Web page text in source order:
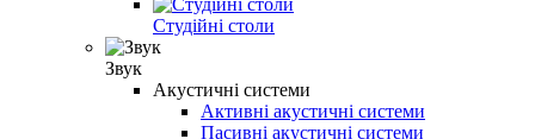
Студійні столи
Звук
Акустичні системи
Активні акустичні системи
Пасивні акустичні системи